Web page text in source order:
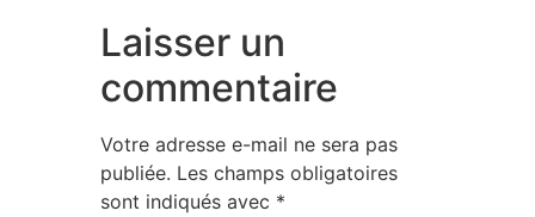
Laisser un
commentaire
Votre adresse e-mail ne sera pas
publiée. Les champs obligatoires
sont indiqués avec *